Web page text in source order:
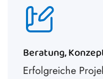
Beratung,
Erfolgreiche